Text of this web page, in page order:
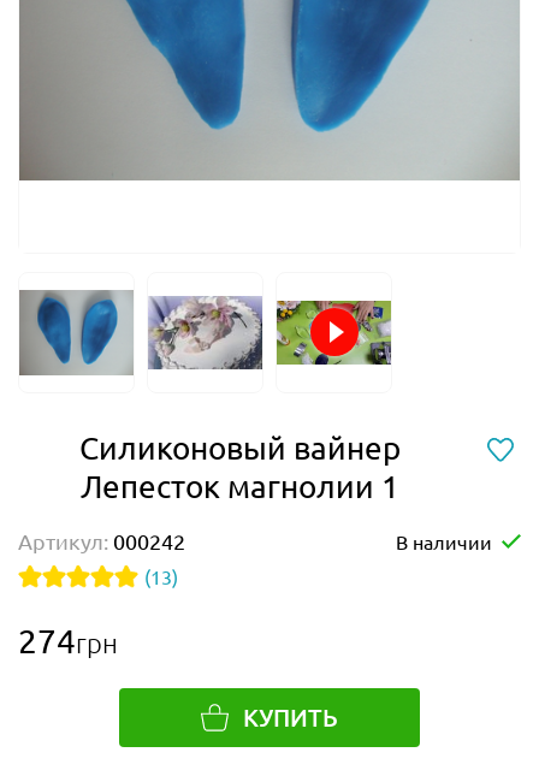
Силиконовый вайнер
Лепесток магнолии 1
Артикул: 000242
В наличии
(13)
274грн
КУПИТЬ